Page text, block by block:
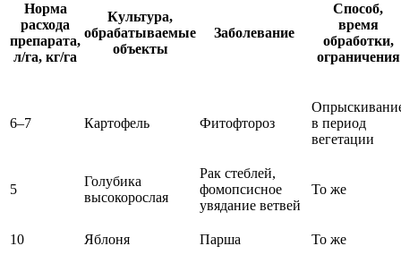
Норма
расхода
препарата,
л/га, кг/га
Культура,
обрабатываемые
объекты
Заболевание
Способ,
время
обработки,
ограничения
6–7 Картофель Фитофтороз
в период
вегетации
5
Голубика
высокорослая
Рак стеблей,
фомопсисное
увядание ветвей
То же
10 Яблоня Парша То же